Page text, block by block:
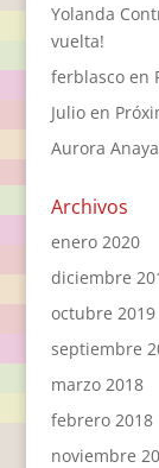
Yolanda
vuelta!
ferblascoen
Julioen
Aurora
Archivos
enero 2020
diciembre
octubre 2019
septiembre
marzo 2018
febrero 2018
noviembre